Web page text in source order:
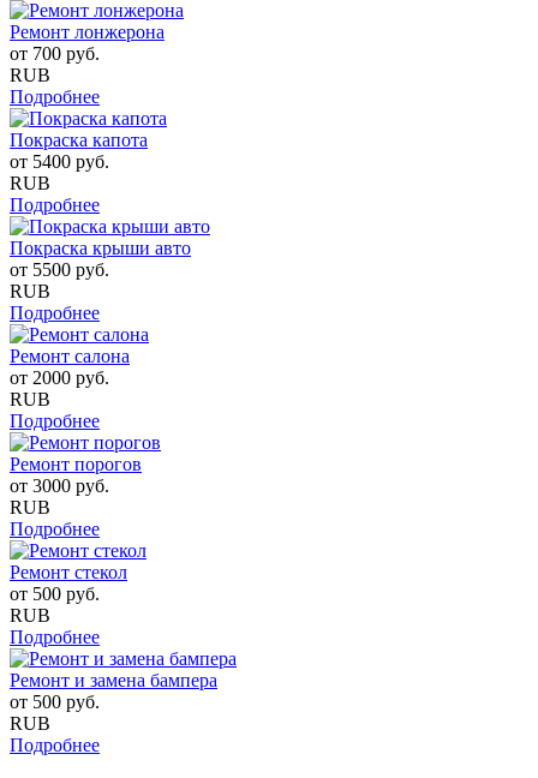
Ремонт лонжерона
от 700 руб.
RUB
Подробнее
Покраска капота
от 5400 руб.
RUB
Подробнее
Покраска крыши авто
от 5500 руб.
RUB
Подробнее
Ремонт салона
от 2000 руб.
RUB
Подробнее
Ремонт порогов
от 3000 руб.
RUB
Подробнее
Ремонт стекол
от 500 руб.
RUB
Подробнее
Ремонт и замена бампера
от 500 руб.
RUB
Подробнее